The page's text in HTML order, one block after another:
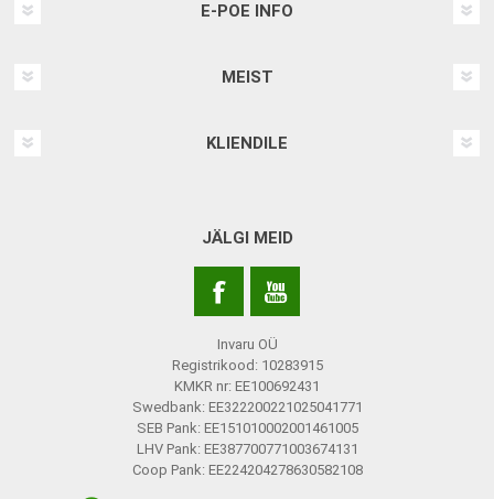
E-POE INFO
MEIST
KLIENDILE
JÄLGI MEID
Invaru OÜ
Registrikood: 10283915
KMKR nr: EE100692431
Swedbank: EE322200221025041771
SEB Pank: EE151010002001461005
LHV Pank: EE387700771003674131
Coop Pank: EE224204278630582108